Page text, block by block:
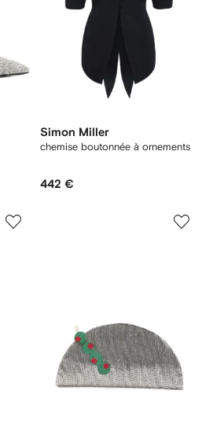
Simon Miller
chemise boutonnée à ornements
442 €